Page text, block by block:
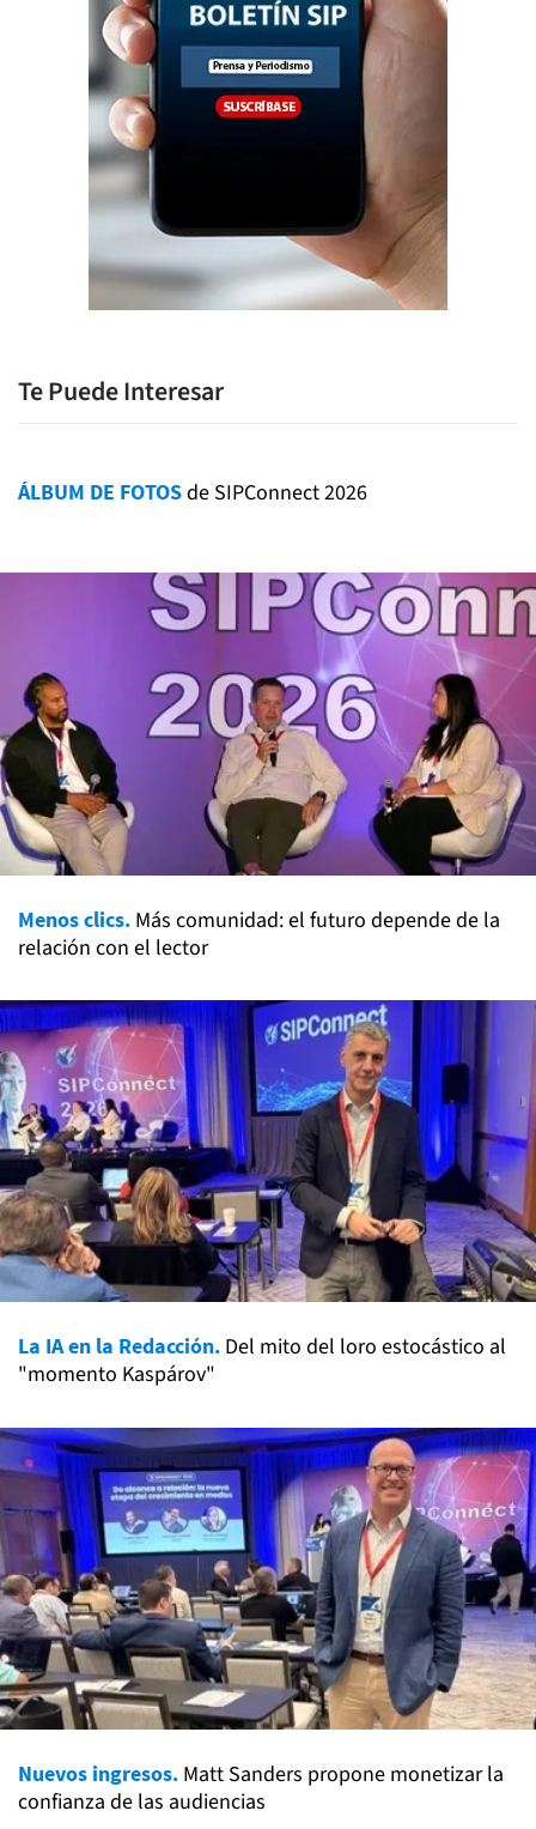
Te Puede Interesar
ÁLBUM DE FOTOSde SIPConnect 2026
Menos clics. Más comunidad: el futuro depende de la
relación con el lector
La IA en la Redacción. Del mito del loro estocástico al
"momento Kaspárov"
Nuevos ingresos. Matt Sanders propone monetizar la
confianza de las audiencias